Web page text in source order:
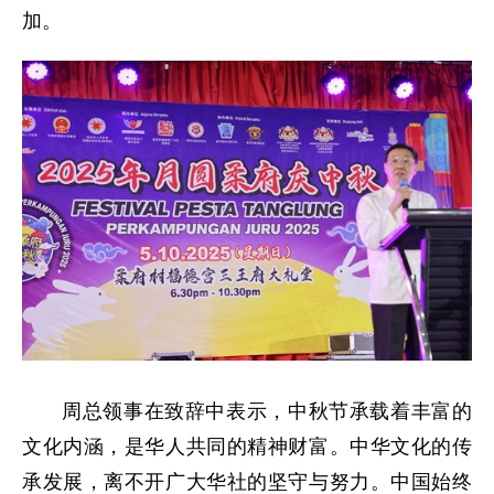
加。
周总领事在致辞中表示，中秋节承载着丰富的
文化内涵，是华人共同的精神财富。中华文化的传
承发展，离不开广大华社的坚守与努力。中国始终